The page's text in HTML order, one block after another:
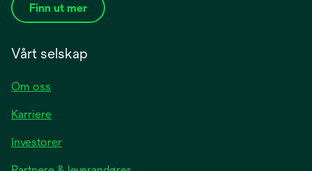
Finn ut mer
Vårt selskap
Om oss
Karriere
Investoreropens